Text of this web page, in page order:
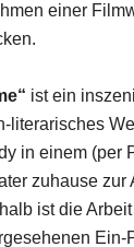
einer
ist ein
literarisches
in einem (per
zuhause zur
ist die
Ein-